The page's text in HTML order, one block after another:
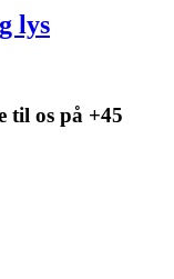
lys
os på +45